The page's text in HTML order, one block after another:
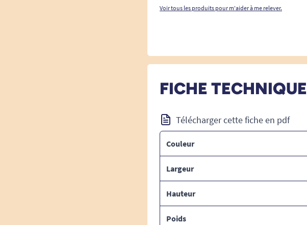
Voir tous les produits pour m'aider à me relever.
FICHE TECHNIQUE
Télécharger cette fiche en pdf
Couleur
Largeur
Hauteur
Poids